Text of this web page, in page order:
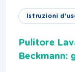
Istruzioni
Pulitore
Beckmann: